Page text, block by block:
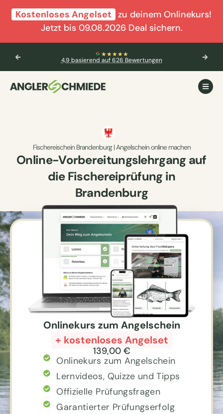
Kostenloses Angelset zu deinem Onlinekurs!
Jetzt bis 09.08.2026 Deal sichern.
★★★★★
4,9 basierend auf 626 Bewertungen
Fischereischein Brandenburg | Angelschein online machen
Online-Vorbereitungslehrgang auf
die Fischereiprüfung in
Brandenburg
Onlinekurs zum Angelschein
+ kostenloses Angelset
139,00 €
Onlinekurs zum Angelschein
Lernvideos, Quizze und Tipps
Offizielle Prüfungsfragen
Garantierter Prüfungserfolg